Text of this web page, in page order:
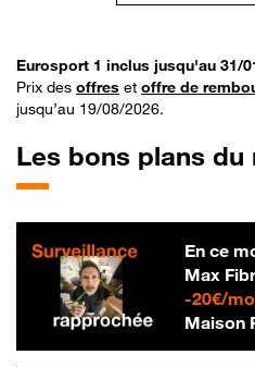
Eurosport 1 inclus jusqu'au 31/
Prix des offres et offre de
jusqu’au 19/08/2026.
Les bons plans du
En ce
Max
-20€/
Maison